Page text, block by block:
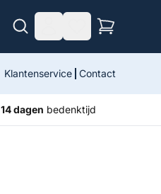
Klantenservice Contact
14 dagen bedenktijd